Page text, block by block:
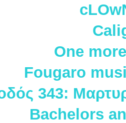
One
Fougaro
343:
Bachelors